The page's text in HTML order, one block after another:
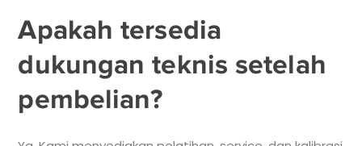
Apakah tersedia
dukungan teknis setelah
pembelian?